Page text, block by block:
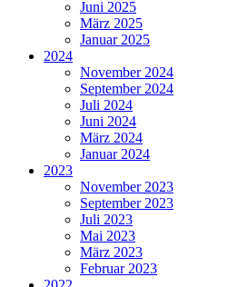
Juni 2025
März 2025
Januar 2025
2024
November 2024
September 2024
Juli 2024
Juni 2024
März 2024
Januar 2024
2023
November 2023
September 2023
Juli 2023
Mai 2023
März 2023
Februar 2023